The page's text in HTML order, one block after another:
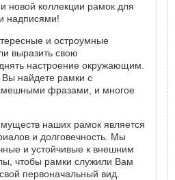
новой коллекции рамок для
надписями!
и остроумные
выразить свою
настроение окружающим.
найдете рамки с
фразами, и многое
наших рамок является
и долговечность. Мы
и устойчивые к внешним
чтобы рамки служили Вам
первоначальный вид.